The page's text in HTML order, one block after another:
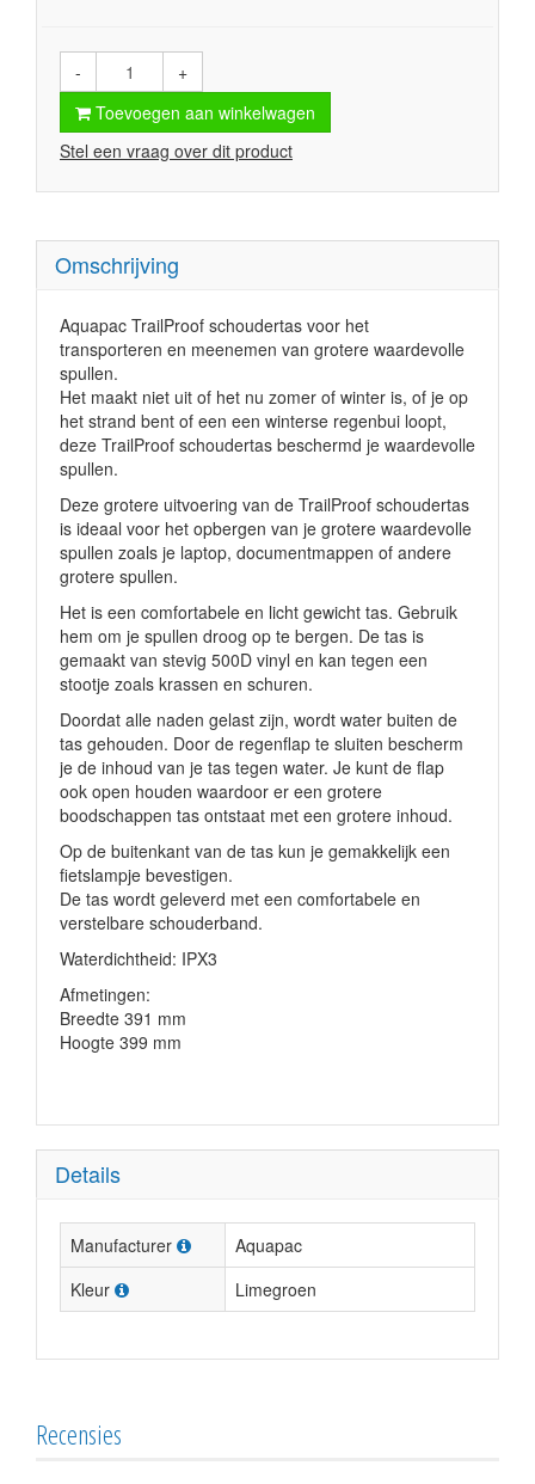
-
+
Toevoegen aan winkelwagen
Stel een vraag over dit product
Omschrijving
Aquapac TrailProof schoudertas voor het
transporteren en meenemen van grotere waardevolle
spullen.
Het maakt niet uit of het nu zomer of winter is, of je op
het strand bent of een een winterse regenbui loopt,
deze TrailProof schoudertas beschermd je waardevolle
spullen.
Deze grotere uitvoering van de TrailProof schoudertas
is ideaal voor het opbergen van je grotere waardevolle
spullen zoals je laptop, documentmappen of andere
grotere spullen.
Het is een comfortabele en licht gewicht tas. Gebruik
hem om je spullen droog op te bergen. De tas is
gemaakt van stevig 500D vinyl en kan tegen een
stootje zoals krassen en schuren.
Doordat alle naden gelast zijn, wordt water buiten de
tas gehouden. Door de regenflap te sluiten bescherm
je de inhoud van je tas tegen water. Je kunt de flap
ook open houden waardoor er een grotere
boodschappen tas ontstaat met een grotere inhoud.
Op de buitenkant van de tas kun je gemakkelijk een
fietslampje bevestigen.
De tas wordt geleverd met een comfortabele en
verstelbare schouderband.
Waterdichtheid: IPX3
Afmetingen:
Breedte 391 mm
Hoogte 399 mm
Details
Manufacturer
Aquapac
Kleur
Limegroen
Recensies